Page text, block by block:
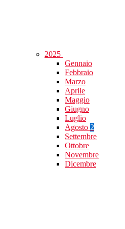
2025
Gennaio
Febbraio
Marzo
Aprile
Maggio
Giugno
Luglio
Agosto 2
Settembre
Ottobre
Novembre
Dicembre